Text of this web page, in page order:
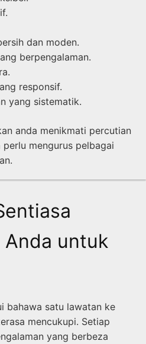
dan moden.
berpengalaman.
responsif.
yang sistematik.
anda menikmati percutian
mengurus pelbagai
untuk
bahawa satu lawatan ke
mencukupi. Setiap
yang berbeza